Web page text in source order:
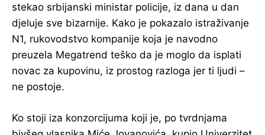
stekao srbijanski ministar policije, iz dana u dan
djeluje sve bizarnije. Kako je pokazalo istraživanje
N1, rukovodstvo kompanije koja je navodno
preuzela Megatrend teško da je moglo da isplati
novac za kupovinu, iz prostog razloga jer ti ljudi –
ne postoje.
Ko stoji iza konzorcijuma koji je, po tvrdnjama